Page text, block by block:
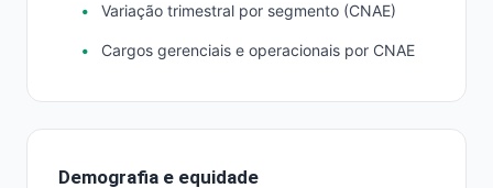
Variação trimestral por segmento (CNAE)
Cargos gerenciais e operacionais por CNAE
Demografia e equidade